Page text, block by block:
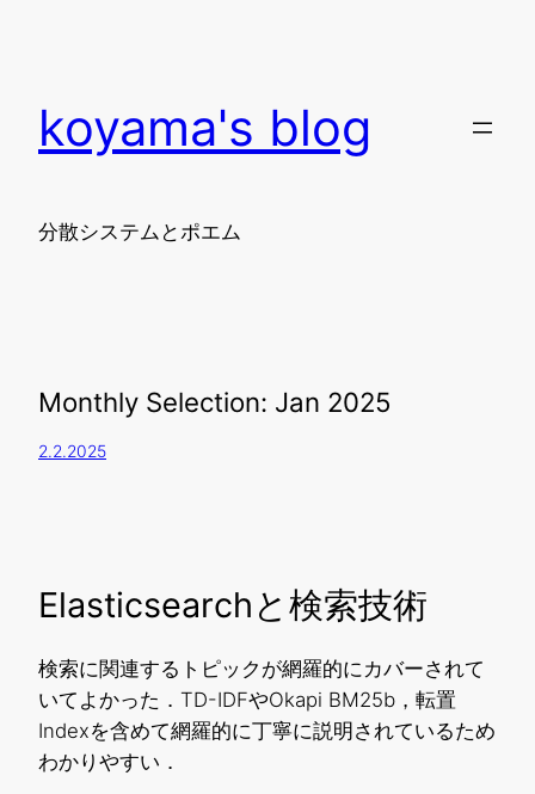
koyama's blog
分散システムとポエム
Monthly Selection: Jan 2025
2.2.2025
Elasticsearchと検索技術
検索に関連するトピックが網羅的にカバーされて
いてよかった．TD-IDFやOkapi BM25b，転置
Indexを含めて網羅的に丁寧に説明されているため
わかりやすい．